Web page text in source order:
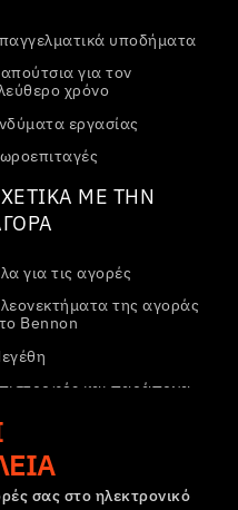
υποδήματα
για τον
χρόνο
εργασίας
ΜΕ ΤΗΝ
για τις αγορές
της αγοράς
Bennon
και παράπονα
και πληρωμή
λογαριασμός
Εγγραφή στο B2B
σας στο ηλεκτρονικό